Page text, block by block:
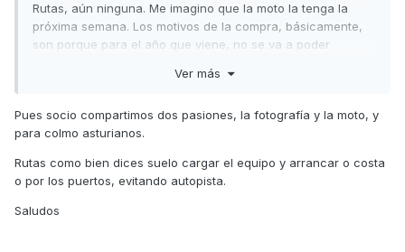
Rutas, aún ninguna. Me imagino que la moto la tenga la
próxima semana. Los motivos de la compra, básicamente,
son porque para el año que viene, no se va a poder
Picasso es diésel del 2000...
También porque siempre me gustó andar en moto. Así que
mezclando los dos motivos, razón suficiente para comprar
El uso que le pretendo dar, es urbano, y de vez en cuando,
aburrimiento de las autopistas, a tomar el vermú o a llevar a
Ver más
Pues socio compartimos dos pasiones, la fotografía y la moto, y
para colmo asturianos.
Rutas como bien dices suelo cargar el equipo y arrancar o costa
o por los puertos, evitando autopista.
Saludos